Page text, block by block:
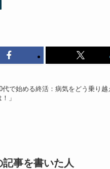
代で始める終活：病気をどう乗り
」
記事を書いた人